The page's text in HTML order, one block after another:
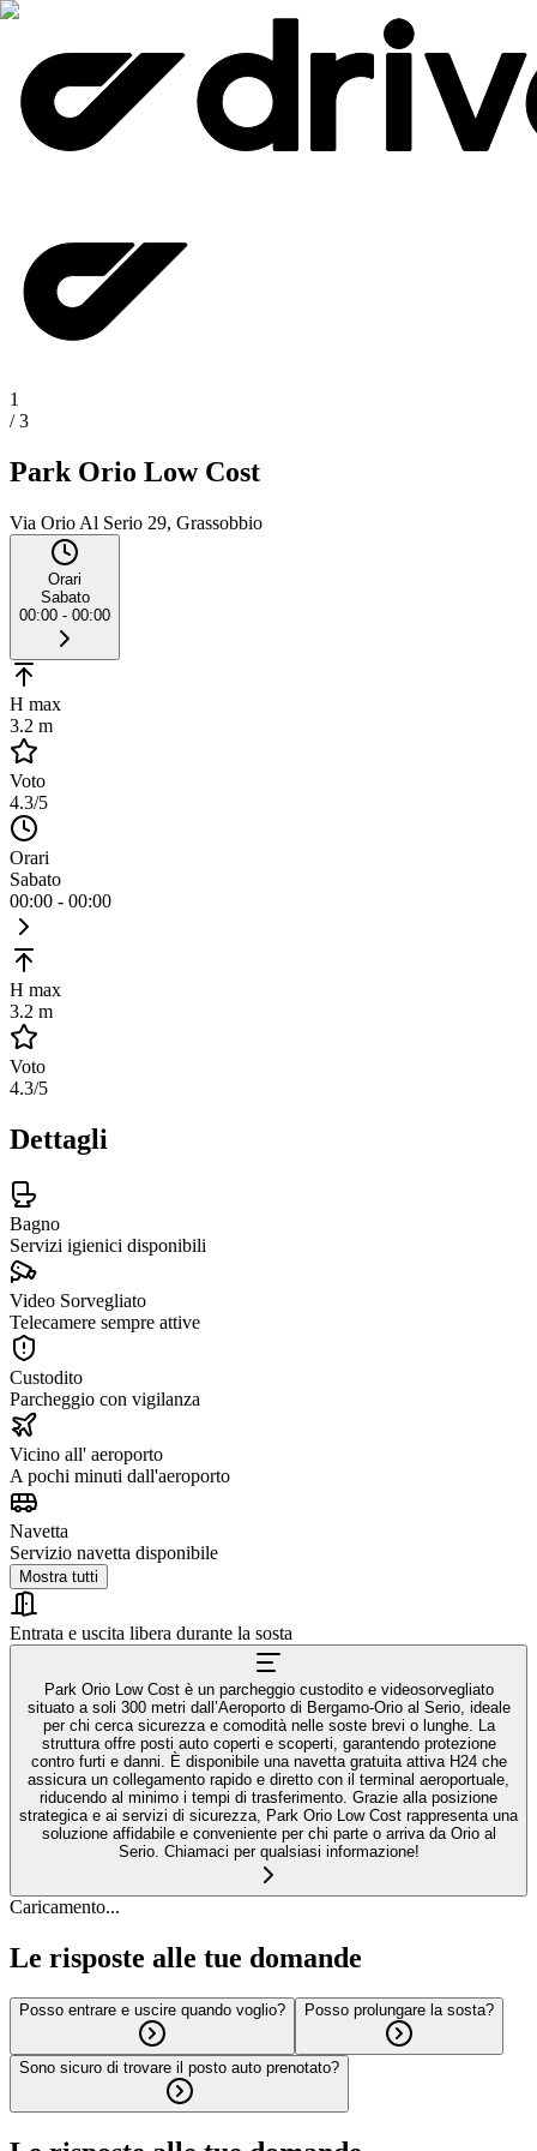
1
/3
Park Orio Low Cost
Via Orio Al Serio 29, Grassobbio
Orari
Sabato
00:00 - 00:00
H max
3.2 m
Voto
4.3/5
Orari
Sabato
00:00 - 00:00
H max
3.2 m
Voto
4.3/5
Dettagli
Bagno
Servizi igienici disponibili
Video Sorvegliato
Telecamere sempre attive
Custodito
Parcheggio con vigilanza
Vicino all' aeroporto
A pochi minuti dall'aeroporto
Navetta
Servizio navetta disponibile
Mostra tutti
Entrata e uscita libera durante la sosta
Park Orio Low Cost è un parcheggio custodito e videosorvegliato
situato a soli 300 metri dall’Aeroporto di Bergamo-Orio al Serio, ideale
per chi cerca sicurezza e comodità nelle soste brevi o lunghe. La
struttura offre posti auto coperti e scoperti, garantendo protezione
contro furti e danni. È disponibile una navetta gratuita attiva H24 che
assicura un collegamento rapido e diretto con il terminal aeroportuale,
riducendo al minimo i tempi di trasferimento. Grazie alla posizione
strategica e ai servizi di sicurezza, Park Orio Low Cost rappresenta una
soluzione affidabile e conveniente per chi parte o arriva da Orio al
Serio. Chiamaci per qualsiasi informazione!
Caricamento...
Le risposte alle tue domande
Posso entrare e uscire quando voglio? Posso prolungare la sosta?
Sono sicuro di trovare il posto auto prenotato?